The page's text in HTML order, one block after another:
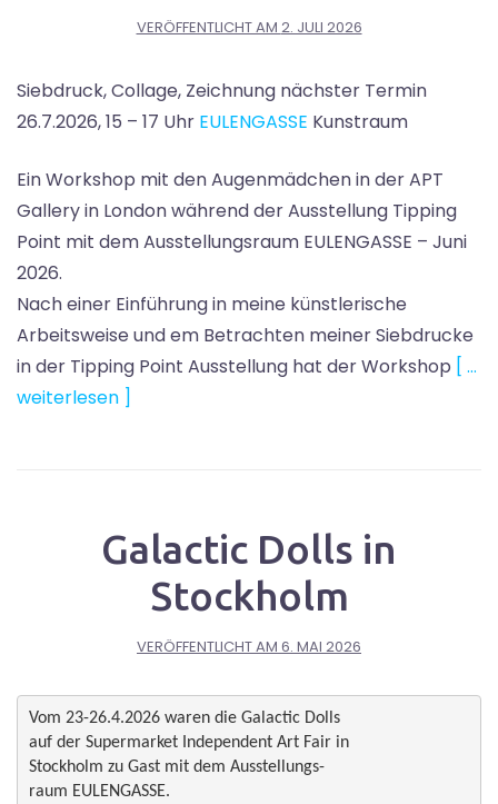
VERÖFFENTLICHT AM 2. JULI 2026
Siebdruck, Collage, Zeichnung nächster Termin
26.7.2026, 15 – 17 Uhr EULENGASSE Kunstraum
Ein Workshop mit den Augenmädchen in der APT
Gallery in London während der Ausstellung Tipping
Point mit dem Ausstellungsraum EULENGASSE – Juni
2026.
Nach einer Einführung in meine künstlerische
Arbeitsweise und em Betrachten meiner Siebdrucke
in der Tipping Point Ausstellung hat der Workshop [ …
weiterlesen ]
Galactic Dolls in
Stockholm
VERÖFFENTLICHT AM 6. MAI 2026
Vom 23-26.4.2026 waren die Galactic Dolls
auf der Supermarket Independent Art Fair in
Stockholm zu Gast mit dem Ausstellungs-
raum EULENGASSE.